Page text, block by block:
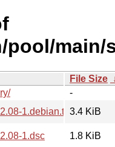
pool/main/
File Size
-
1.debian.tar.xz3.4 KiB
1.dsc
1.8 KiB